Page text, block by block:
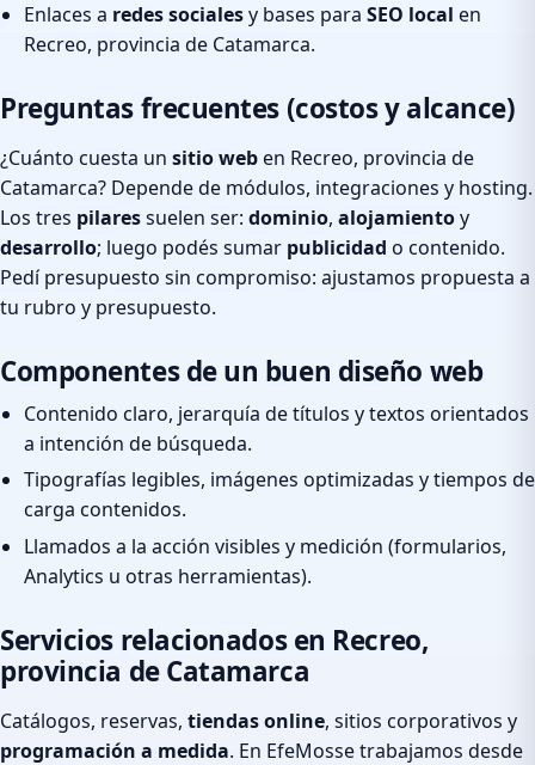
Enlaces a redes socialesy bases para SEO local en
Recreo, provincia de Catamarca.
Preguntas frecuentes (costos y alcance)
¿Cuánto cuesta un sitio weben Recreo, provincia de
Catamarca? Depende de módulos, integraciones y hosting.
Los tres pilaressuelen ser: dominio, alojamientoy
desarrollo; luego podés sumar publicidad o contenido.
Pedí presupuesto sin compromiso: ajustamos propuesta a
tu rubro y presupuesto.
Componentes de un buen diseño web
Contenido claro, jerarquía de títulos y textos orientados
a intención de búsqueda.
Tipografías legibles, imágenes optimizadas y tiempos de
carga contenidos.
Llamados a la acción visibles y medición (formularios,
Analytics u otras herramientas).
Servicios relacionados en Recreo,
provincia de Catamarca
Catálogos, reservas, tiendas online, sitios corporativos y
programación a medida. En EfeMosse trabajamos desde